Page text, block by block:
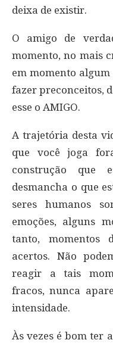
deixa de existir.
O amigo de
momento, no mais
em momento algum
fazer preconceitos,
esse o AMIGO.
A trajetória desta
que você joga
construção que
desmancha o que
seres humanos
emoções, alguns
tanto, momentos
acertos. Não
reagir a tais
fracos, nunca
intensidade.
Às vezes é bom ter